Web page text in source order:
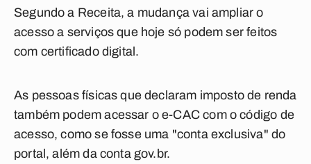
Segundo a Receita, a mudança vai ampliar o
acesso a serviços que hoje só podem ser feitos
com certificado digital.
As pessoas físicas que declaram imposto de renda
também podem acessar o e-CAC com o código de
acesso, como se fosse uma "conta exclusiva" do
portal, além da conta gov.br.